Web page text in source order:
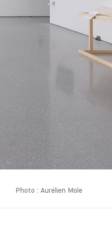
Photo : Aurélien Mole